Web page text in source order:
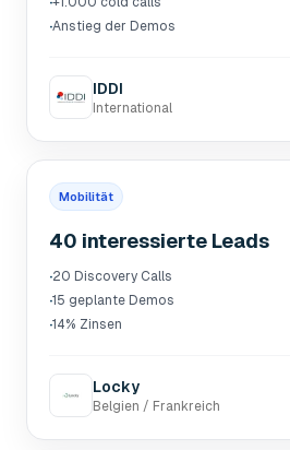
·Anstieg der Demos
IDDI
International
Mobilität
40 interessierte Leads
·20 Discovery Calls
·15 geplante Demos
·14% Zinsen
Locky
Belgien / Frankreich